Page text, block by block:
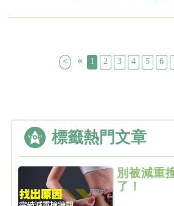
< « 1 2 3 4 5 6
標籤熱門文章
別被減重
了！